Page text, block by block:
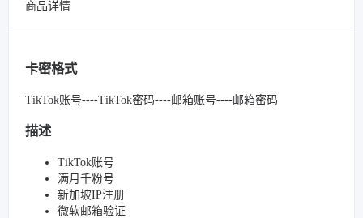
商品详情
卡密格式
TikTok账号----TikTok密码----邮箱账号----邮箱密码
描述
TikTok账号
满月千粉号
新加坡IP注册
微软邮箱验证